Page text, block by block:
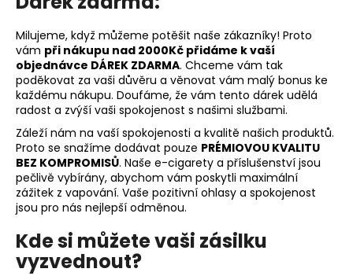
Milujeme, když můžeme potěšit naše zákazníky! Proto
vám při nákupu nad 2000Kč přidáme k vaší
objednávce DÁREK ZDARMA. Chceme vám tak
poděkovat za vaši důvěru a věnovat vám malý bonus ke
každému nákupu. Doufáme, že vám tento dárek udělá
radost a zvýší vaši spokojenost s našimi službami.
Záleží nám na vaší spokojenosti a kvalitě našich produktů.
Proto se snažíme dodávat pouze PRÉMIOVOU KVALITU
BEZ KOMPROMISŮ. Naše e-cigarety a příslušenství jsou
pečlivě vybírány, abychom vám poskytli maximální
zážitek z vapování. Vaše pozitivní ohlasy a spokojenost
jsou pro nás nejlepší odměnou.
Kde si můžete vaši zásilku
vyzvednout?
t
e
n
a
j
í
t
?
HLEDAT